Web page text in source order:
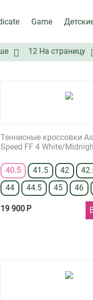
Game
12 На страницу
Теннисные кроссовки
Speed FF 4 White/
40.5 41.5 42
44
44.5 45 46
19 900 Р